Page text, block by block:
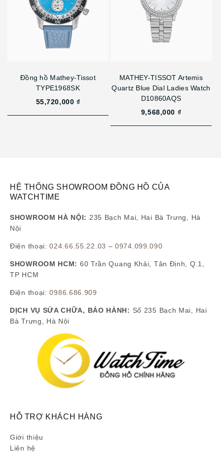
Đồng hồ Mathey-Tissot
TYPE1968SK
55,720,000 ₫
MATHEY-TISSOT Artemis
Quartz Blue Dial Ladies Watch
D10860AQS
9,568,000 ₫
HỆ THỐNG SHOWROOM ĐỒNG HỒ CỦA
WATCHTIME
SHOWROOM HÀ NỘI: 235 Bạch Mai, Hai Bà Trưng, Hà
Nội
Điện thoại:024.66.55.22.03 –0974.099.090
SHOWROOM HCM: 60 Trần Quang Khải, Tân Định, Q.1,
TP HCM
Điện thoại:0986.686.909
DỊCH VỤ SỬA CHỮA, BẢO HÀNH: Số 235 Bạch Mai, Hai
Bà Trưng, Hà Nội
HỖ TRỢ KHÁCH HÀNG
Giới thiệu
Liên hệ